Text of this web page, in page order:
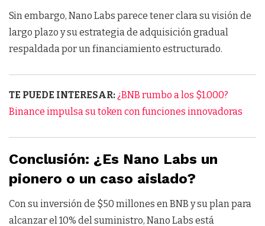
Sin embargo, Nano Labs parece tener clara su visión de
largo plazo y su estrategia de adquisición gradual
respaldada por un financiamiento estructurado.
TE PUEDE INTERESAR: ¿BNB rumbo a los $1.000?
Binance impulsa su token con funciones innovadoras
Conclusión: ¿Es Nano Labs un
pionero o un caso aislado?
Con su inversión de $50 millones en BNB y su plan para
alcanzar el 10% del suministro, Nano Labs está